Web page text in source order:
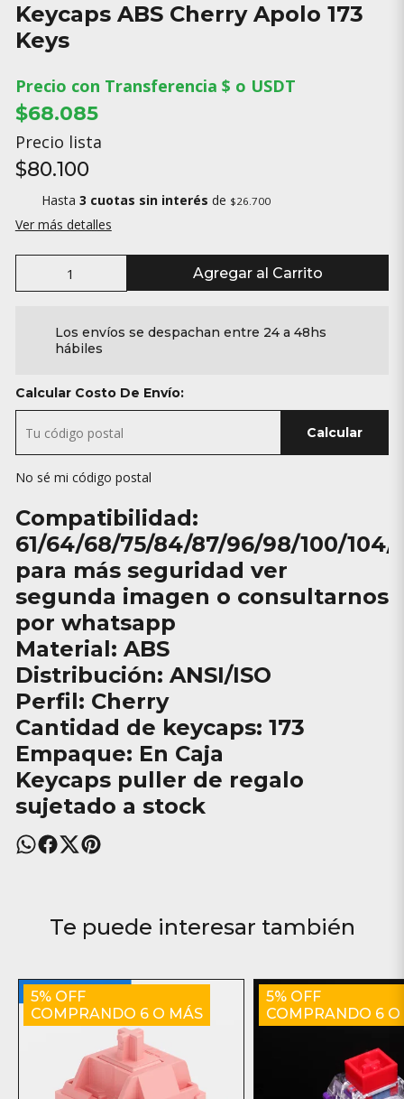
Keycaps ABS Cherry Apolo 173
Keys
Precio con Transferencia $ o USDT
$68.085
Precio lista
$80.100
Hasta 3 cuotas sin interés de $26.700
Ver más detalles
Agregar al Carrito
Los envíos se despachan entre 24 a 48hs
hábiles
Calcular Costo De Envío:
Calcular
No sé mi código postal
Compatibilidad:
61/64/68/75/84/87/96/98/100/104/
para más seguridad ver
segunda imagen o consultarnos
por whatsapp
Material: ABS
Distribución: ANSI/ISO
Perfil: Cherry
Cantidad de keycaps: 173
Empaque: En Caja
Keycaps puller de regalo
sujetado a stock
Te puede interesar también
5% OFF
COMPRANDO 6 O MÁS
5% OFF
COMPRANDO 6 O